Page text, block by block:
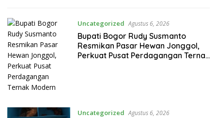
Uncategorized Agustus 6, 2026
Bupati Bogor Rudy Susmanto
Resmikan Pasar Hewan Jonggol,
Perkuat Pusat Perdagangan Ternak
Uncategorized Agustus 6, 2026